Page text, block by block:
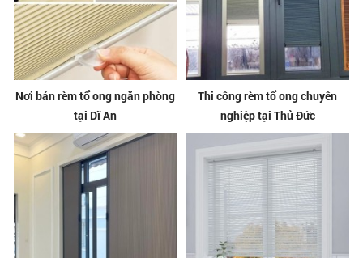
Nơi bán rèm tổ ong ngăn phòng
tại Dĩ An
Thi công rèm tổ ong chuyên
nghiệp tại Thủ Đức